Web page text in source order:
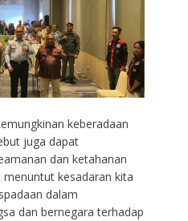
keberadaan
juga dapat
dan ketahanan
kesadaran kita
dalam
dan bernegara terhadap